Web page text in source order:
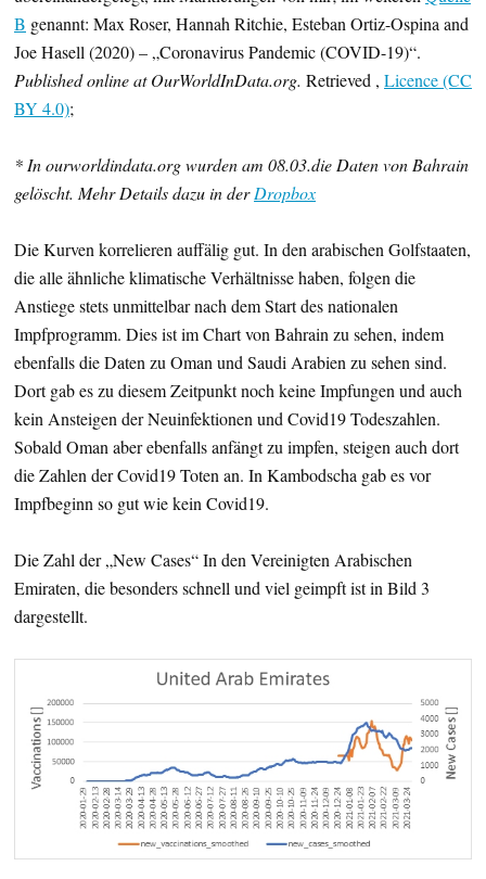
B genannt: Max Roser, Hannah Ritchie, Esteban Ortiz-Ospina and
Joe Hasell (2020) – „Coronavirus Pandemic (COVID-19)“.
Published online at OurWorldInData.org. Retrieved , Licence (CC
BY 4.0);
* In ourworldindata.org wurden am 08.03.die Daten von Bahrain
gelöscht. Mehr Details dazu in derDropbox
Die Kurven korrelieren auffälig gut. In den arabischen Golfstaaten,
die alle ähnliche klimatische Verhältnisse haben, folgen die
Anstiege stets unmittelbar nach dem Start des nationalen
Impfprogramm. Dies ist im Chart von Bahrain zu sehen, indem
ebenfalls die Daten zu Oman und Saudi Arabien zu sehen sind.
Dort gab es zu diesem Zeitpunkt noch keine Impfungen und auch
kein Ansteigen der Neuinfektionen und Covid19 Todeszahlen.
Sobald Oman aber ebenfalls anfängt zu impfen, steigen auch dort
die Zahlen der Covid19 Toten an. In Kambodscha gab es vor
Impfbeginn so gut wie kein Covid19.
Die Zahl der „New Cases“ In den Vereinigten Arabischen
Emiraten, die besonders schnell und viel geimpft ist in Bild 3
dargestellt.